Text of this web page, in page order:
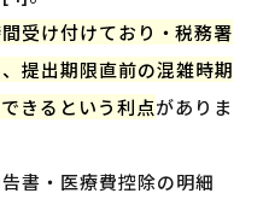
受け付けており・税務署
提出期限直前の混雑時期
きるという利点がありま
書・医療費控除の明細